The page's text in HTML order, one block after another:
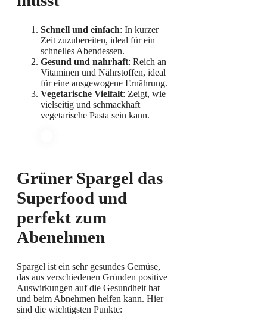
Schnell und einfach: In kurzer
Zeit zuzubereiten, ideal für ein
schnelles Abendessen.
Gesund und nahrhaft: Reich an
Vitaminen und Nährstoffen, ideal
für eine ausgewogene Ernährung.
Vegetarische Vielfalt: Zeigt, wie
vielseitig und schmackhaft
vegetarische Pasta sein kann.
Grüner Spargel das
Superfood und
perfekt zum
Abenehmen
Spargel ist ein sehr gesundes Gemüse,
das aus verschiedenen Gründen positive
Auswirkungen auf die Gesundheit hat
und beim Abnehmen helfen kann. Hier
sind die wichtigsten Punkte: